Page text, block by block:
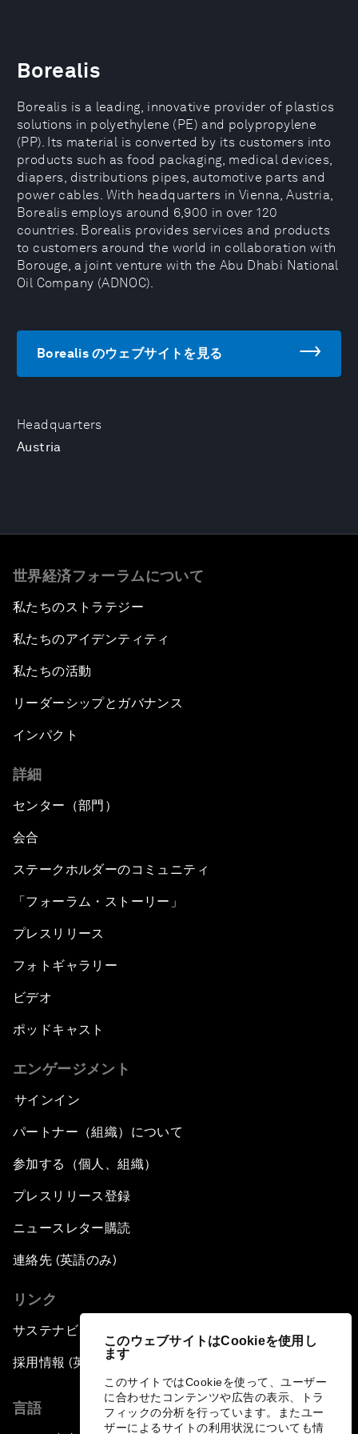
このウェブサイトはCookieを使用し
ます
このサイトではCookieを使って、ユーザー
に合わせたコンテンツや広告の表示、トラ
フィックの分析を行っています。またユー
ザーによるサイトの利用状況についても情
Headquarters
Austria
Borealis
Borealis is a leading, innovative provider of plastics
solutions in polyethylene (PE) and polypropylene
(PP). Its material is converted by its customers into
products such as food packaging, medical devices,
diapers, distributions pipes, automotive parts and
power cables. With headquarters in Vienna, Austria,
Borealis employs around 6,900 in over 120
countries. Borealis provides services and products
to customers around the world in collaboration with
Borouge, a joint venture with the Abu Dhabi National
Oil Company (ADNOC).
Borealis のウェブサイトを見る
世界経済フォーラムについて
私たちのストラテジー
私たちのアイデンティティ
私たちの活動
リーダーシップとガバナンス
インパクト
詳細
センター（部門）
会合
ステークホルダーのコミュニティ
「フォーラム・ストーリー」
プレスリリース
フォトギャラリー
ビデオ
ポッドキャスト
エンゲージメント
サインイン
パートナー（組織）について
参加する（個人、組織）
プレスリリース登録
ニュースレター購読
連絡先 (英語のみ)
リンク
サステナビリティへの取り組み
採用情報 (英語のみ)
言語